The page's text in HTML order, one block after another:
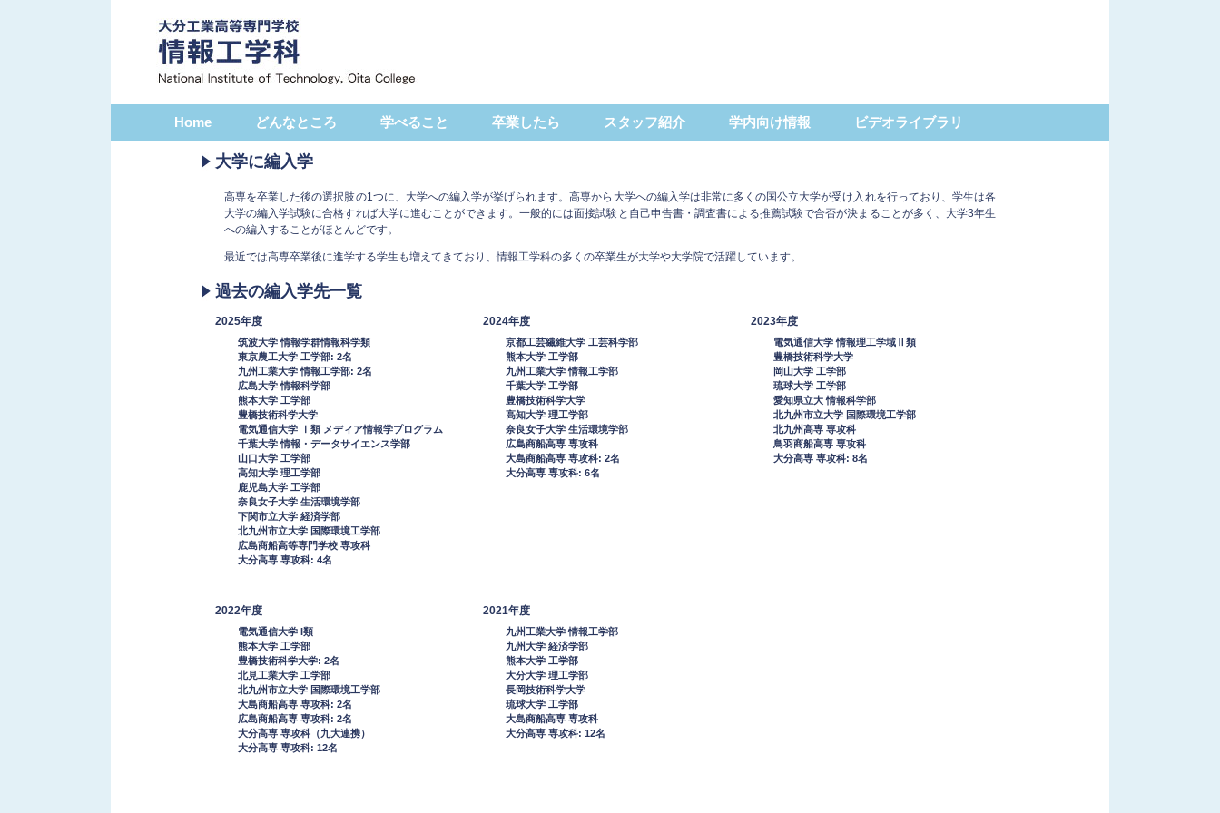
Home どんなところ 学べること 卒業したら スタッフ紹介 学内向け情報 ビデオライブラリ
大学に編入学
高専を卒業した後の選択肢の1つに、大学への編入学が挙げられます。高専から大学への編入学は非常に多くの国公立大学が受け入れを行っており、学生は各
大学の編入学試験に合格すれば大学に進むことができます。一般的には面接試験と自己申告書・調査書による推薦試験で合否が決まることが多く、大学3年生
への編入することがほとんどです。
最近では高専卒業後に進学する学生も増えてきており、情報工学科の多くの卒業生が大学や大学院で活躍しています。
過去の編入学先一覧
2025年度
筑波大学 情報学群情報科学類
東京農工大学 工学部: 2名
九州工業大学 情報工学部: 2名
広島大学 情報科学部
熊本大学 工学部
豊橋技術科学大学
電気通信大学 Ⅰ類 メディア情報学プログラム
千葉大学 情報・データサイエンス学部
山口大学 工学部
高知大学 理工学部
鹿児島大学 工学部
奈良女子大学 生活環境学部
下関市立大学 経済学部
北九州市立大学 国際環境工学部
広島商船高等専門学校 専攻科
大分高専 専攻科: 4名
2024年度
京都工芸繊維大学 工芸科学部
熊本大学 工学部
九州工業大学 情報工学部
千葉大学 工学部
豊橋技術科学大学
高知大学 理工学部
奈良女子大学 生活環境学部
広島商船高専 専攻科
大島商船高専 専攻科: 2名
大分高専 専攻科: 6名
2023年度
電気通信大学 情報理工学域Ⅱ類
豊橋技術科学大学
岡山大学 工学部
琉球大学 工学部
愛知県立大 情報科学部
北九州市立大学 国際環境工学部
北九州高専 専攻科
鳥羽商船高専 専攻科
大分高専 専攻科: 8名
2022年度
電気通信大学 I類
熊本大学 工学部
豊橋技術科学大学: 2名
北見工業大学 工学部
北九州市立大学 国際環境工学部
大島商船高専 専攻科: 2名
広島商船高専 専攻科: 2名
大分高専 専攻科（九大連携）
大分高専 専攻科: 12名
2021年度
九州工業大学 情報工学部
九州大学 経済学部
熊本大学 工学部
大分大学 理工学部
長岡技術科学大学
琉球大学 工学部
大島商船高専 専攻科
大分高専 専攻科: 12名